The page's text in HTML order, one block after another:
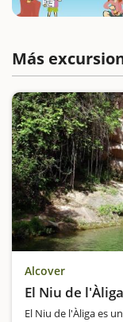
Más
Alcover
El Niu de
El Niu de l'Àliga es